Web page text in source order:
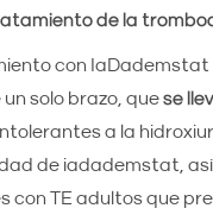
de la
con IaDademstat
solo brazo, quese
a la
de iadademstat,
con TE adultos que